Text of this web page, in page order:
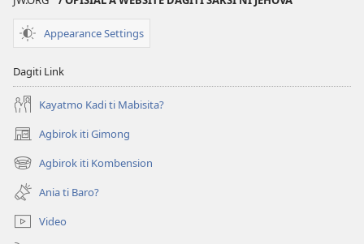
Appearance Settings
Dagiti Link
Kayatmo Kadi ti Mabisita?
Agbirok iti Gimong
(manglukat
iti
baro
window)
Agbirok iti Kombension
(manglukat
iti
baro
a
window)
Ania ti Baro?
Video